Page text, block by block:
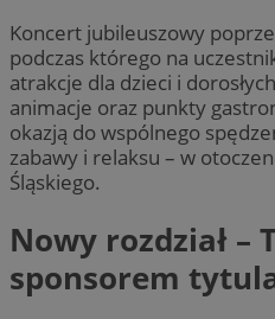
Koncert jubileuszowy
podczas którego na
atrakcje dla dzieci i
animacje oraz punkty
okazją do wspólnego
zabawy i relaksu – w
Śląskiego.
Nowy rozdział –
sponsorem